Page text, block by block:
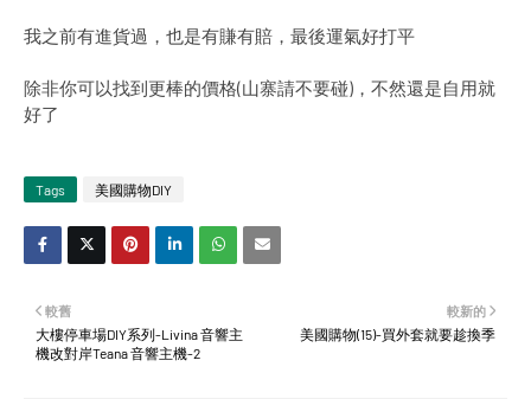
我之前有進貨過，也是有賺有賠，最後運氣好打平
除非你可以找到更棒的價格(山寨請不要碰)，不然還是自用就
好了
Tags 美國購物DIY
較新的
美國購物(15)-買外套就要趁換季
較舊
大樓停車場DIY系列-Livina 音響主
機改對岸Teana 音響主機-2